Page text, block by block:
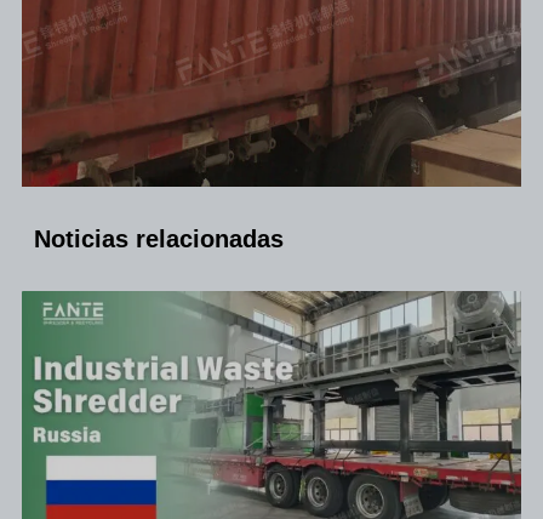
Noticias relacionadas